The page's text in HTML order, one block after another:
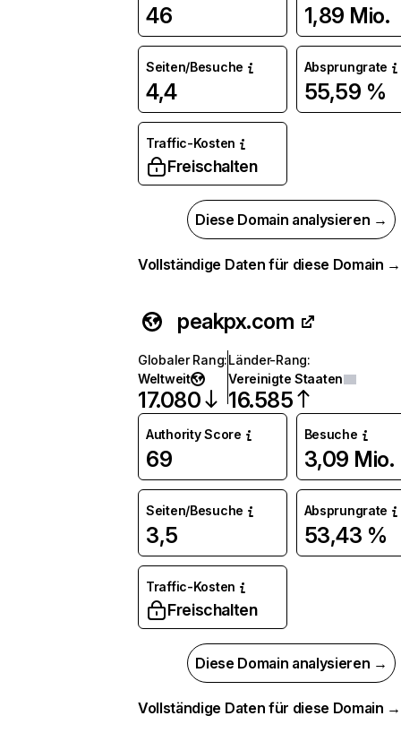
46 1,89 Mio.
Seiten/Besuche
4,4
Absprungrate
55,59 %
Traffic-Kosten
Freischalten
Diese Domain analysieren →
Vollständige Daten für diese Domain →
peakpx.com
Globaler Rang:
Weltweit
17.080
Länder-Rang:
Vereinigte Staaten
16.585
Authority Score
69
Besuche
3,09 Mio.
Seiten/Besuche
3,5
Absprungrate
53,43 %
Traffic-Kosten
Freischalten
Diese Domain analysieren →
Vollständige Daten für diese Domain →